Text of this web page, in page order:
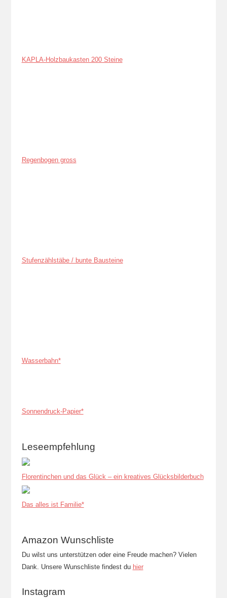
KAPLA-Holzbaukasten 200 Steine
Regenbogen gross
Stufenzählstäbe / bunte Bausteine
Wasserbahn*
Sonnendruck-Papier*
Leseempfehlung
Florentinchen und das Glück – ein kreatives Glücksbilderbuch
Das alles ist Familie*
Amazon Wunschliste
Du wilst uns unterstützen oder eine Freude machen? Vielen
Dank. Unsere Wunschliste findest du hier
Instagram